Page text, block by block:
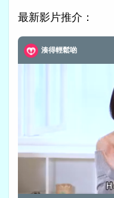
最新影片推介：
湊得輕鬆啲
開啟音效
入